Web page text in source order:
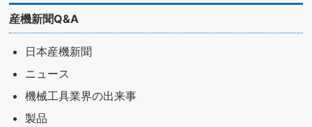
産機新聞Q&A
日本産機新聞
ニュース
機械工具業界の出来事
製品